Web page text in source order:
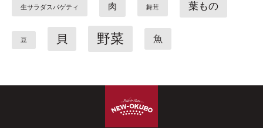
生サラダスパゲティ 肉 舞茸 葉もの
豆 貝 野菜 魚